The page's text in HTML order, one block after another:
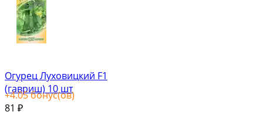
Огурец Луховицкий F1
(гавриш) 10 шт
+4.05бонус(ов)
81 ₽